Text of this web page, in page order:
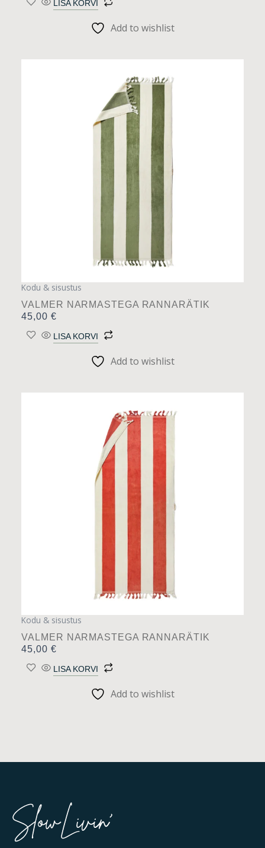
LISA KORVI
Add to wishlist
Kodu & sisustus
VALMER NARMASTEGA RANNARÄTIK
45,00 €
LISA KORVI
Add to wishlist
Kodu & sisustus
VALMER NARMASTEGA RANNARÄTIK
45,00 €
LISA KORVI
Add to wishlist